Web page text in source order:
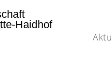
Haidhof